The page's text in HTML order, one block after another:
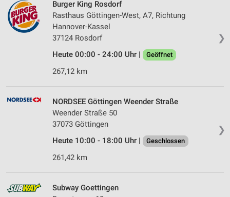
❯
Burger King Rosdorf
Rasthaus Göttingen-West, A7, Richtung
Hannover-Kassel
37124 Rosdorf
Heute 00:00 - 24:00 Uhr |
Geöffnet
267,12 km
❯
NORDSEE Göttingen Weender Straße
Weender Straße 50
37073 Göttingen
Heute 10:00 - 18:00 Uhr |
Geschlossen
261,42 km
Subway Goettingen